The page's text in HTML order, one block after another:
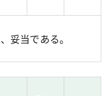
妥当である。